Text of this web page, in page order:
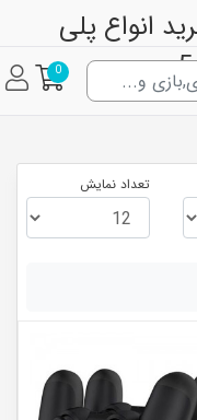
0
تعداد نمایش